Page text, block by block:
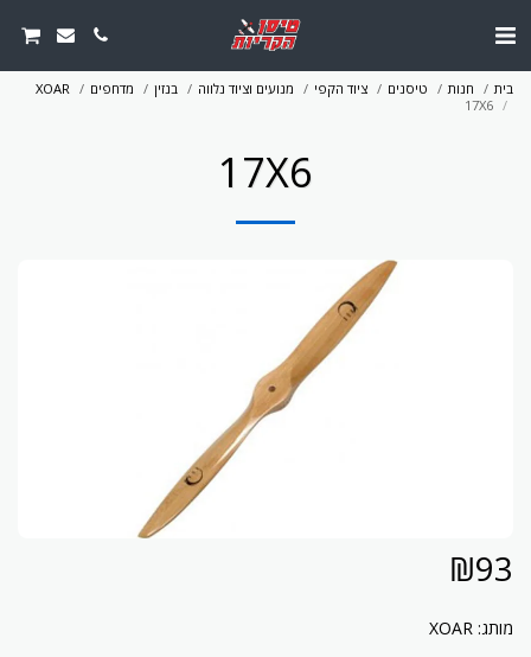
בית חנות טיסנים ציוד הקפי מנועים וציוד נלווה בנזין מדחפים
XOAR
17X6
17X6
₪93
מותג: XOAR